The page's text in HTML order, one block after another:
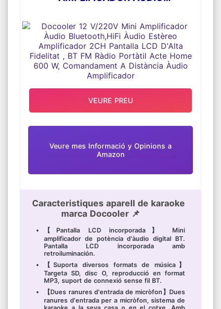
AMPLIFICADOR 2CH PANTALLA LCD
D'ALTA FIDELITAT , BT FM RÀDIO
PORTÀTIL ACTE HOME 600 W,
COMANDAMENT A DISTÀNCIA
ÀUDIO AMPLIFICADOR
Veure mes Informació y Opinions a
Amazon
Caracteristiques aparell de karaoke
marca Docooler 📌
【Pantalla LCD incorporada】 Mini
amplificador de potència d'àudio digital BT.
Pantalla LCD incorporada amb
retroiluminación.
【Suporta diversos formats de música】
Targeta SD, disc O, reproducció en format
MP3, suport de connexió sense fil BT.
【Dues ranures d'entrada de micròfon】Dues
ranures d'entrada per a micròfon, sistema de
VEURE PREU